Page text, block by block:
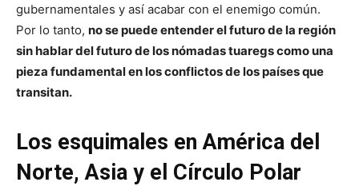
gubernamentales y así acabar con el enemigo común.
Por lo tanto, no se puede entender el futuro de la región
sin hablar del futuro de los nómadas tuaregs como una
pieza fundamental en los conflictos de los países que
transitan.
Los esquimales en América del
Norte, Asia y el Círculo Polar